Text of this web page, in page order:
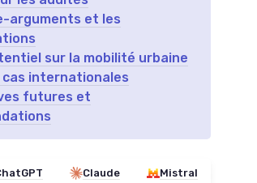
arguments et les
sur la mobilité urbaine
cas internationales
futures et
Claude Mistral